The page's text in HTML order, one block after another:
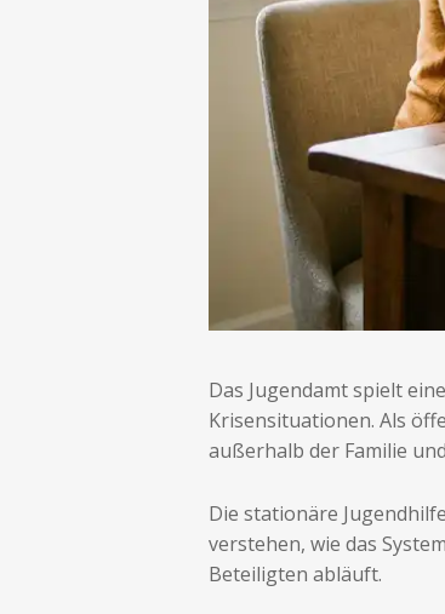
Das Jugendamt spielt
Krisensituationen. Als
außerhalb der Familie
Die stationäre
verstehen, wie das
Beteiligten abläuft.